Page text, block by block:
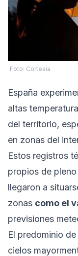
Foto: Cortesía
España
altas
del territorio,
en zonas del
Estos registros
propios de
llegaron a
zonas como el
previsiones
El predominio
cielos